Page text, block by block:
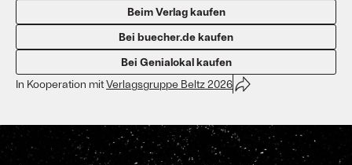
Beim Verlag kaufen
Bei buecher.de kaufen
Bei Genialokal kaufen
In Kooperation mitVerlagsgruppe Beltz 2026